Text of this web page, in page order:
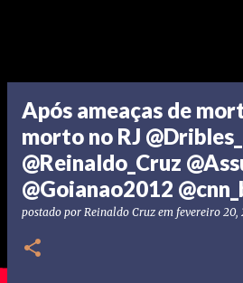
Após ameaças de
morto no RJ
@Reinaldo_Cruz
@Goianao2012
postado por Reinaldo Cruz em fevereiro 20,